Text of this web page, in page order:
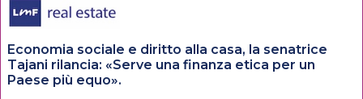
Economia sociale e diritto alla casa, la senatrice
Tajani rilancia: «Serve una finanza etica per un
Paese più equo».